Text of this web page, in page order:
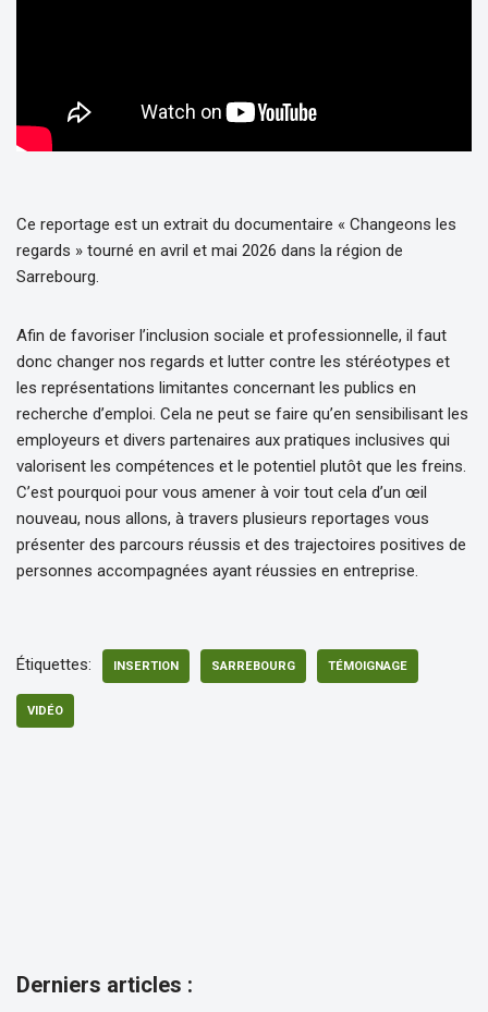
Ce reportage est un extrait du documentaire « Changeons les
regards » tourné en avril et mai 2026 dans la région de
Sarrebourg.
Afin de favoriser l’inclusion sociale et professionnelle, il faut
donc changer nos regards et lutter contre les stéréotypes et
les représentations limitantes concernant les publics en
recherche d’emploi. Cela ne peut se faire qu’en sensibilisant les
employeurs et divers partenaires aux pratiques inclusives qui
valorisent les compétences et le potentiel plutôt que les freins.
C’est pourquoi pour vous amener à voir tout cela d’un œil
nouveau, nous allons, à travers plusieurs reportages vous
présenter des parcours réussis et des trajectoires positives de
personnes accompagnées ayant réussies en entreprise.
Étiquettes: INSERTION SARREBOURG TÉMOIGNAGE
VIDÉO
Derniers articles :